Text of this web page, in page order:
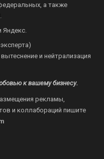
а также
Яндекс.
и нейтрализация
к вашему бизнесу.
рекламы,
и коллабораций пишите